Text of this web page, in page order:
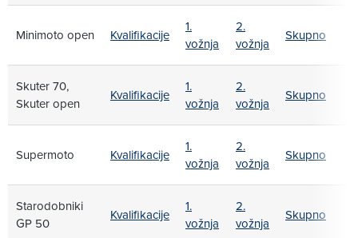
Minimoto open Kvalifikacije
1.
vožnja
2.
vožnja
Skupno
Skuter 70,
Skuter open
Kvalifikacije
1.
vožnja
2.
vožnja
Skupno
Supermoto Kvalifikacije
1.
vožnja
2.
vožnja
Skupno
Starodobniki
GP 50
Kvalifikacije
1.
vožnja
2.
vožnja
Skupno